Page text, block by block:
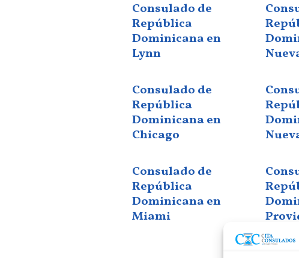
Consulado de
República
Dominicana en
Lynn
Consulado de
República
Dominicana en
Chicago
Consulado de
República
Dominicana en
Miami